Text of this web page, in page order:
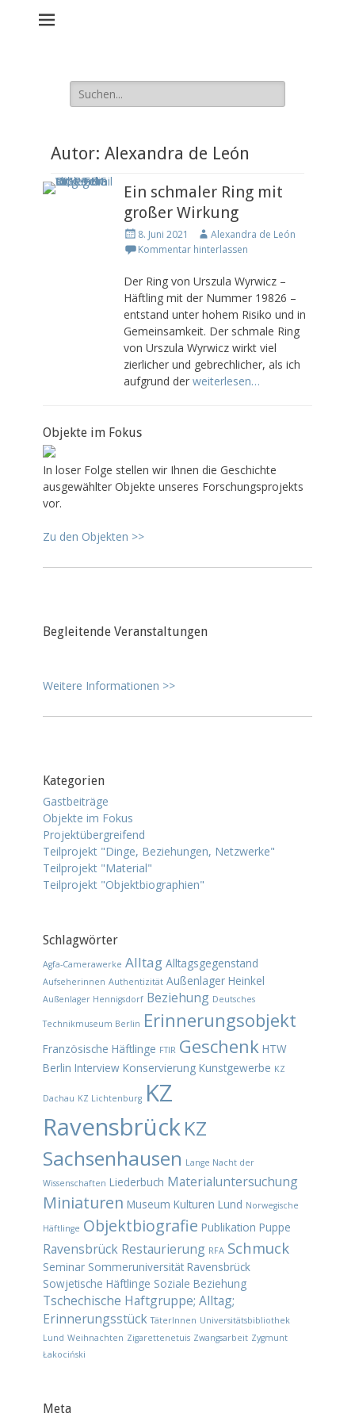
Suche
nach:
Autor: Alexandra de León
Ein schmaler Ring mit
großer Wirkung
P
o
t
d
o
n
8. Juni 2021
A
u
h
r
Alexandra de León
Kommentar hinterlassen
Der Ring von Urszula Wyrwicz –
Häftling mit der Nummer 19826 –
entstand unter hohem Risiko und in
Gemeinsamkeit. Der schmale Ring
von Urszula Wyrwicz wirkt viel
zierlicher und gebrechlicher, als ich
aufgrund der weiterlesen…
Objekte im Fokus
In loser Folge stellen wir Ihnen die Geschichte
ausgewählter Objekte unseres Forschungsprojekts
vor.
Zu den Objekten >>
Begleitende Veranstaltungen
Weitere Informationen >>
Kategorien
Gastbeiträge
Objekte im Fokus
Projektübergreifend
Teilprojekt "Dinge, Beziehungen, Netzwerke"
Teilprojekt "Material"
Teilprojekt "Objektbiographien"
Schlagwörter
Agfa-Camerawerke Alltag Alltagsgegenstand
Aufseherinnen Authentizität Außenlager Heinkel
Außenlager Hennigsdorf Beziehung Deutsches
Technikmuseum Berlin Erinnerungsobjekt
Französische Häftlinge FTIR Geschenk HTW
Berlin Interview Konservierung Kunstgewerbe KZ
Dachau KZ Lichtenburg KZ
RavensbrückKZ
Sachsenhausen Lange Nacht der
Wissenschaften Liederbuch Materialuntersuchung
Miniaturen Museum Kulturen Lund Norwegische
Häftlinge Objektbiografie Publikation Puppe
Ravensbrück Restaurierung RFA Schmuck
Seminar Sommeruniversität Ravensbrück
Sowjetische Häftlinge Soziale Beziehung
Tschechische Haftgruppe; Alltag;
Erinnerungsstück TäterInnen Universitätsbibliothek
Lund Weihnachten Zigarettenetuis Zwangsarbeit Zygmunt
Łakociński
Meta